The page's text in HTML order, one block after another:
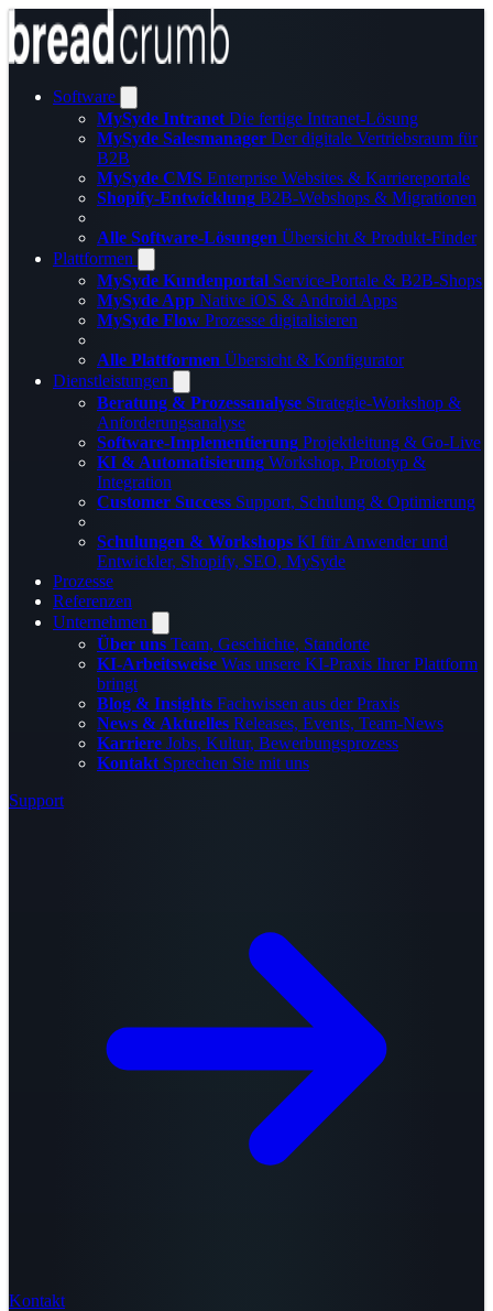
Software
MySyde Intranet Die fertige Intranet-Lösung
MySyde Salesmanager Der digitale Vertriebsraum für
B2B
MySyde CMS Enterprise Websites & Karriereportale
Shopify-Entwicklung B2B-Webshops & Migrationen
Alle Software-Lösungen Übersicht & Produkt-Finder
Plattformen
MySyde Kundenportal Service-Portale & B2B-Shops
MySyde App Native iOS & Android Apps
MySyde Flow Prozesse digitalisieren
Alle Plattformen Übersicht & Konfigurator
Dienstleistungen
Beratung & Prozessanalyse Strategie-Workshop &
Anforderungsanalyse
Software-Implementierung Projektleitung & Go-Live
KI & Automatisierung Workshop, Prototyp &
Integration
Customer Success Support, Schulung & Optimierung
Schulungen & Workshops KI für Anwender und
Entwickler, Shopify, SEO, MySyde
Prozesse
Referenzen
Unternehmen
Über uns Team, Geschichte, Standorte
KI-Arbeitsweise Was unsere KI-Praxis Ihrer Plattform
bringt
Blog & Insights Fachwissen aus der Praxis
News & Aktuelles Releases, Events, Team-News
Karriere Jobs, Kultur, Bewerbungsprozess
Kontakt Sprechen Sie mit uns
Support
Kontakt